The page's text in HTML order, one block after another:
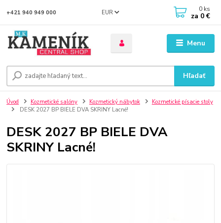
Menu
EUR
Hľadať
+421 940 949 000 0 ks
za 0 €
Úvod Kozmetické salóny Kozmetický nábytok
Kozmetické písacie stoly
DESK 2027 BP BIELE DVA SKRINY Lacné!
DESK 2027 BP BIELE DVA
SKRINY Lacné!